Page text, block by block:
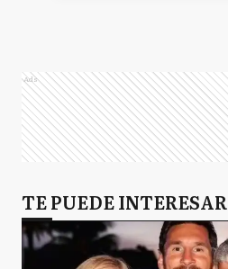
Ads
TE PUEDE INTERESAR